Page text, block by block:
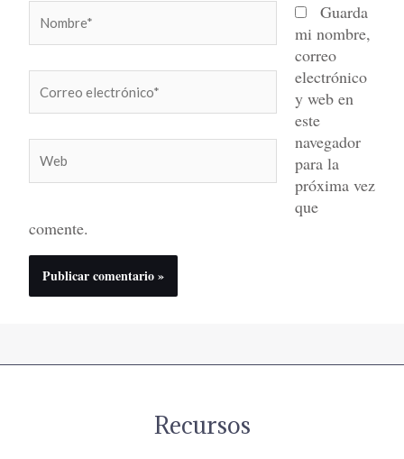
electrónico*
Guarda
mi nombre,
correo
electrónico
y web en
este
navegador
para la
próxima vez
que
comente.
Recursos